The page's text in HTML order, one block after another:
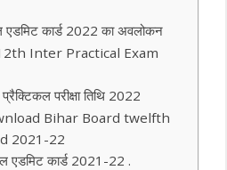
एडमिट कार्ड 2022 का अवलोकन
Inter Practical Exam
प्रैक्टिकल परीक्षा तिथि 2022
Bihar Board twelfth
2021-22
एडमिट कार्ड 2021-22 .